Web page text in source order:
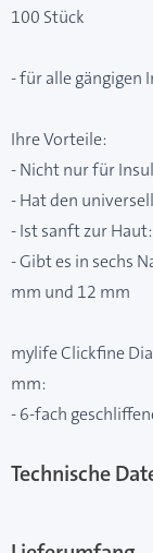
100 Stück
- für alle gängigen
Ihre Vorteile:
- Nicht nur für
- Hat den
- Ist sanft zur
- Gibt es in sechs
mm und 12 mm
mylife Clickfine
mm:
- 6-fach
Technische